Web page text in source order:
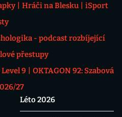
Hráči na Blesku
iSport
- podcast rozbíjející
přestupy
9
OKTAGON 92: Szabová
27
Léto 2026